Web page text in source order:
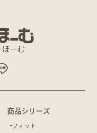
ほーむ
商品シリーズ
フィット